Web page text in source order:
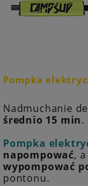
Pompka
Nadmuchanie
średnio 15 min.
Pompka
napompować,
wypompować
pontonu.